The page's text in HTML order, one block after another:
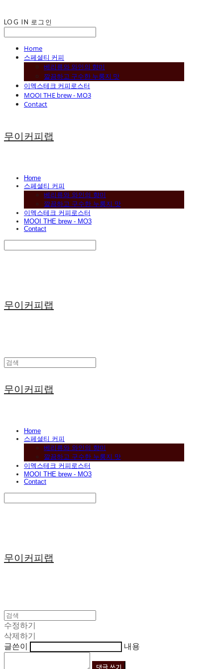
LOG IN 로그인
Home
스페셜티 커피
베리류와 와인의 향미
깔끔하고 구수한 누룽지 맛
이멕스테크 커피로스터
MOOI THE brew - MO3
Contact
무이커피랩
Home
스페셜티 커피
베리류와 와인의 향미
깔끔하고 구수한 누룽지 맛
이멕스테크 커피로스터
MOOI THE brew - MO3
Contact
무이커피랩
무이커피랩
Home
스페셜티 커피
베리류와 와인의 향미
깔끔하고 구수한 누룽지 맛
이멕스테크 커피로스터
MOOI THE brew - MO3
Contact
무이커피랩
수정하기
삭제하기
글쓴이
내용